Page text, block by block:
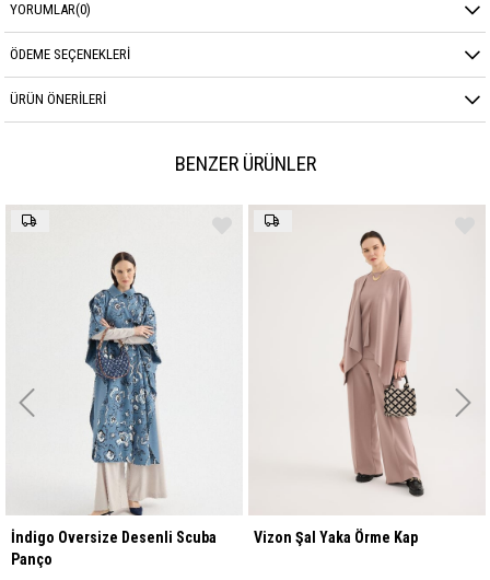
YORUMLAR(0)
ÖDEME SEÇENEKLERI
ÜRÜN ÖNERILERI
BENZER ÜRÜNLER
İndigo Oversize Desenli Scuba
Panço
Vizon Şal Yaka Örme Kap